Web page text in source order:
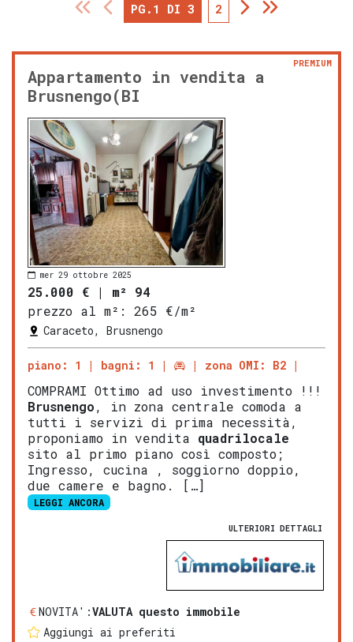
PG.1 DI 3 2
Appartamento in vendita a
Brusnengo(BI
PREMIUM
mer 29 ottobre 2025
25.000 € | m² 94
prezzo al m²:
265 €/m²
Caraceto, Brusnengo
piano: 1 bagni: 1 zona OMI: B2
COMPRAMI Ottimo ad uso investimento !!!
Brusnengo, in zona centrale comoda a
tutti i servizi di prima necessità,
proponiamo in vendita quadrilocale
sito al primo piano così composto;
Ingresso, cucina , soggiorno doppio,
due camere e bagno. […]
LEGGI ANCORA
ULTERIORI DETTAGLI
NOVITA':VALUTA questo immobile
Aggiungi ai preferiti